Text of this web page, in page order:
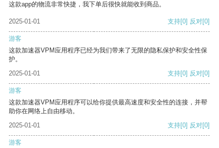
这款app的物流非常快捷，我下单后很快就能收到商品。
2025-01-01 支持[0] 反对[0]
游客
这款加速器VPM应用程序已经为我们带来了无限的隐私保护和安全性保
护。
2025-01-01
支持[0] 反对[0]
游客
这款加速器VPM应用程序可以给你提供最高速度和安全性的连接，并帮
助你在网络上自由移动。
2025-01-01
支持[0] 反对[0]
游客